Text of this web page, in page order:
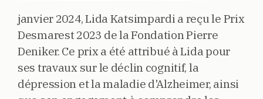
janvier 2024, Lida Katsimpardi a reçu le Prix
Desmarest 2023 de la Fondation Pierre
Deniker. Ce prix a été attribué à Lida pour
ses travaux sur le déclin cognitif, la
dépression et la maladie d'Alzheimer, ainsi